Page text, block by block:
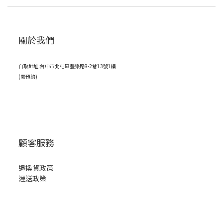
關於我們
自取地址:台中市北屯區豐樂路8-2巷13號1樓
(需預約)
顧客服務
退換貨政策
運送政策